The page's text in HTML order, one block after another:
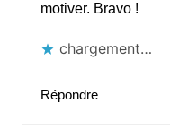
motiver. Bravo !
chargement…
Répondre